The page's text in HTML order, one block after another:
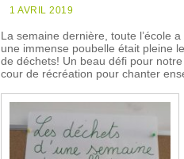
1 AVRIL 2019
La semaine dernière, toute l’école
une immense poubelle était pleine
de déchets! Un beau défi pour
cour de récréation pour chanter